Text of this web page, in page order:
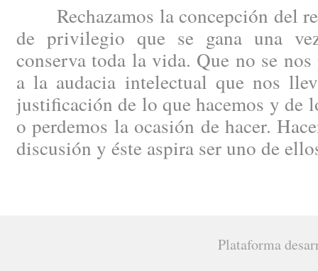
Rechazamos la concepción del
de privilegio que se gana una
conserva toda la vida. Que no se
a la audacia intelectual que nos
justificación de lo que hacemos y de
o perdemos la ocasión de hacer.
discusión y éste aspira ser uno de
Plataforma